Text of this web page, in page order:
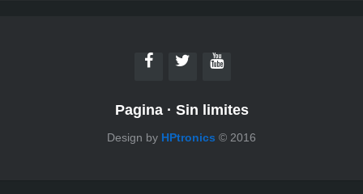
Pagina· Sin limites
Design by HPtronics © 2016